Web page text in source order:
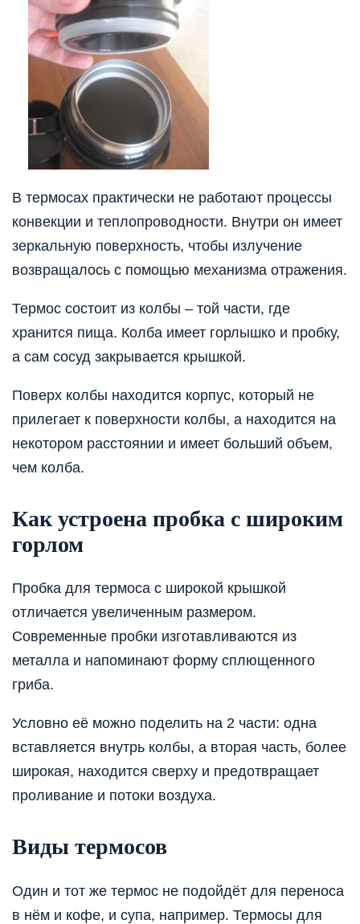
В термосах практически не работают процессы
конвекции и теплопроводности. Внутри он имеет
зеркальную поверхность, чтобы излучение
возвращалось с помощью механизма отражения.
Термос состоит из колбы – той части, где
хранится пища. Колба имеет горлышко и пробку,
а сам сосуд закрывается крышкой.
Поверх колбы находится корпус, который не
прилегает к поверхности колбы, а находится на
некотором расстоянии и имеет больший объем,
чем колба.
Как устроена пробка с широким
горлом
Пробка для термоса с широкой крышкой
отличается увеличенным размером.
Современные пробки изготавливаются из
металла и напоминают форму сплющенного
гриба.
Условно её можно поделить на 2 части: одна
вставляется внутрь колбы, а вторая часть, более
широкая, находится сверху и предотвращает
проливание и потоки воздуха.
Виды термосов
Один и тот же термос не подойдёт для переноса
в нём и кофе, и супа, например. Термосы для